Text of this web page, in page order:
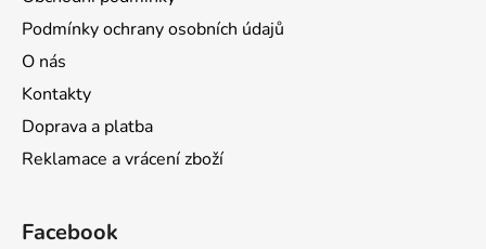
Podmínky ochrany osobních údajů
O nás
Kontakty
Doprava a platba
Reklamace a vrácení zboží
Facebook